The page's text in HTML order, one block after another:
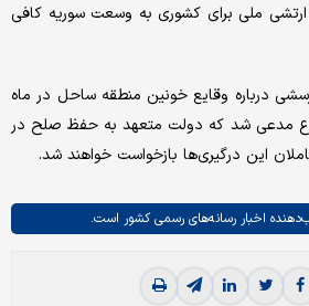
ملی برای کشوری به وسعت سوریه کافی
درباره وقایع خونین منطقه ساحل در ماه
مدعی شد که دولت متعهد به حفظ صلح در
این درگیری‌ها بازخواست خواهند شد.
اخبار رسانه‌های رسمی کشور است.